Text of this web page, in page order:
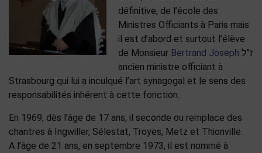
définitive, de l’école des
Ministres Officiants à Paris mais
il est d’abord et surtout l’élève
de Monsieur Bertrand Joseph ז”ל
ancien ministre officiant à
Strasbourg qui lui a inculqué l’art synagogal et le sens des
responsabilités inhérent à cette fonction.
En 1969, dès l’âge de 17 ans, il seconde ou remplace des
chantres à Ingwiller, Sélestat, Troyes, Metz et Thionville.
A l’âge de 21 ans, en septembre 1973, il est nommé à